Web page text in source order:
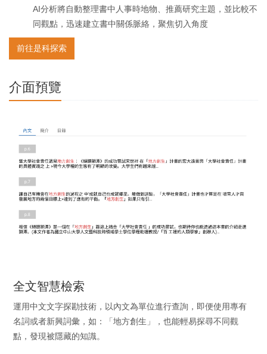
AI分析將自動整理書中人事時地物、推薦研究主題，並比較不
同觀點，迅速建立書中關係脈絡，聚焦切入角度
前往是科探索
介面預覽
全文智慧檢索
運用中文文字探勘技術，以內文為單位進行查詢，即便使用專有
名詞或者新興詞彙，如：「地方創生」，也能輕易探尋不同觀
點，發現被隱藏的知識。